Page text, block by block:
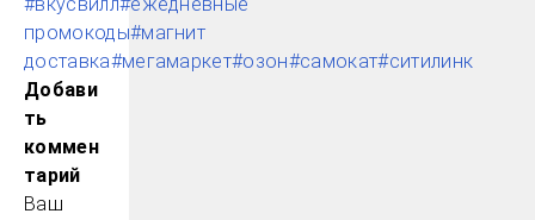
#вкусвилл#ежедневные
промокоды#магнит
доставка#мегамаркет#озон#самокат#ситилинк
Добави
ть
коммен
тарий
Ваш